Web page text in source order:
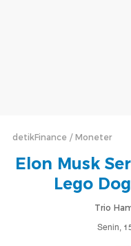
detikFinance Moneter
Elon Musk
Lego
Trio
Senin,